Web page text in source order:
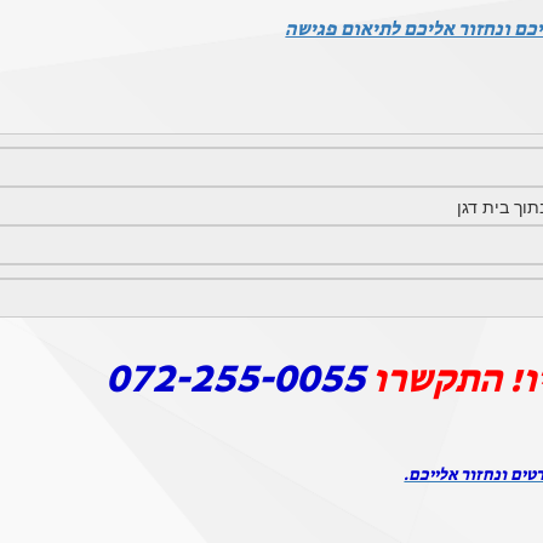
ונחזור אליכם לתיאום פגישה
התקשרו072-255-0055
ונחזור אלייכם.